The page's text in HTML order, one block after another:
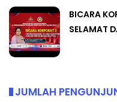
BICARA
SELAMAT
JUMLAH